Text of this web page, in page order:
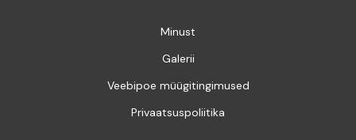
Minust
Galerii
Veebipoe müügitingimused
Privaatsuspoliitika